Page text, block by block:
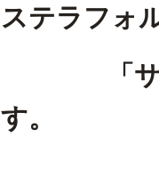
ステラフォ
「サビア
す。